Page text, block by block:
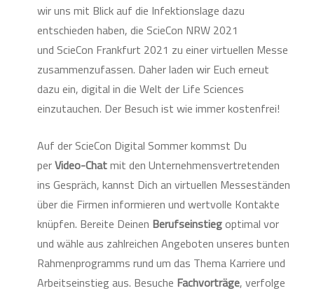
wir uns mit Blick auf die Infektionslage dazu
entschieden haben, die ScieCon NRW 2021
und ScieCon Frankfurt 2021 zu einer virtuellen Messe
zusammenzufassen. Daher laden wir Euch erneut
dazu ein, digital in die Welt der Life Sciences
einzutauchen. Der Besuch ist wie immer kostenfrei!
Auf der ScieCon Digital Sommer kommst Du
perVideo-Chatmit den Unternehmensvertretenden
ins Gespräch, kannst Dich an virtuellen Messeständen
über die Firmen informieren und wertvolle Kontakte
knüpfen. Bereite Deinen Berufseinstiegoptimal vor
und wähle aus zahlreichen Angeboten unseres bunten
Rahmenprogramms rund um das Thema Karriere und
Arbeitseinstieg aus. Besuche Fachvorträge, verfolge